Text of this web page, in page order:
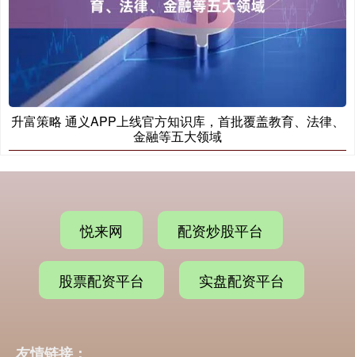
升富策略 通义APP上线官方知识库，首批覆盖教育、法律、
金融等五大领域
悦来网 配资炒股平台
股票配资平台 实盘配资平台
友情链接：